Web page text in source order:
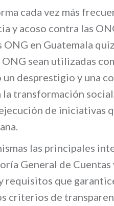
cada vez más
y acoso contra las
ONG en Guatemala
sean utilizadas
desprestigio y una
transformación
de iniciativas
las principales
General de
requisitos que
criterios de